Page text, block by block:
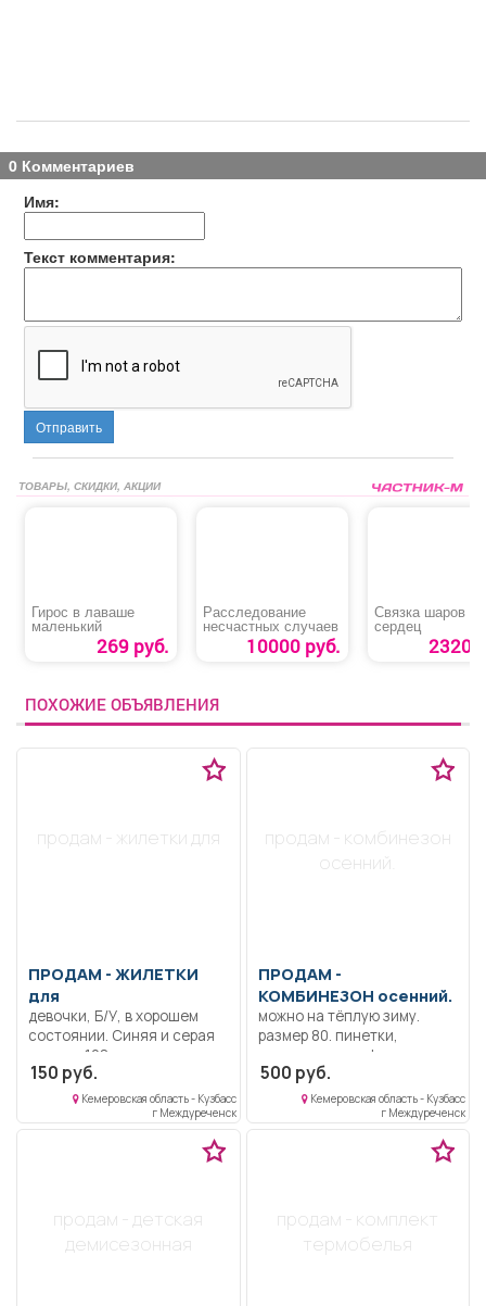
0 Комментариев
Имя:
Текст комментария:
Отправить
ТОВАРЫ, СКИДКИ, АКЦИИ
Гирос в лаваше
маленький
269 руб.
Расследование
несчастных случаев
10000 руб.
Связка шаров и
сердец
2320
ПОХОЖИЕ ОБЪЯВЛЕНИЯ
продам - жилетки для
ПРОДАМ - ЖИЛЕТКИ
для
девочки, Б/У, в хорошем
состоянии. Синяя и серая
на рост 128 см, состав
хлопок 100%, по 150 рублей
за каждую. Серая в тёмном
цвете рост 140 см, хлопок
70 %, цена 250 рублей.
150 руб.
Кемеровская область - Кузбасс
г Междуреченск
продам - комбинезон
осенний.
ПРОДАМ -
КОМБИНЕЗОН осенний.
можно на тёплую зиму.
размер 80. пинетки,
руковички, шарфик в
комплекте. Шапка в
подарок.
500 руб.
Кемеровская область - Кузбасс
г Междуреченск
продам - детская
демисезонная
продам - комплект
термобелья